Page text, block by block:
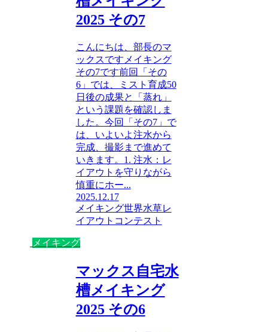
2025 その7
こんにちは、部長のマ
ックスですメイキング
その7です前回「その
6」では、ミスト育成50
日後の成果と「蒸れ」
という課題を確認しま
した。今回「その7」で
は、いよいよ注水から
完成、撮影まで進めて
いきます。1. 注水：レ
イアウトを守りながら
慎重にホー...
2025.12.17
メイキング世界水草レ
イアウトコンテスト
メイキング
マックス自宅水
槽メイキング
2025 その6